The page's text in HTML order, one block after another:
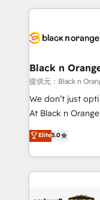
embark on a
business up for
business. If not
pourquoi, nos
référencement,
projet HubSpot avec
migration et
Développement
métiers ⚙️ Configuration de la plateforme HubSpot
Book Process &
Formations des
Black n
提供元：Black n
We don’t just
At Black n
Marketing with
BOOMS and
combination that
businesses worldwide. As Elite
Elite5.0